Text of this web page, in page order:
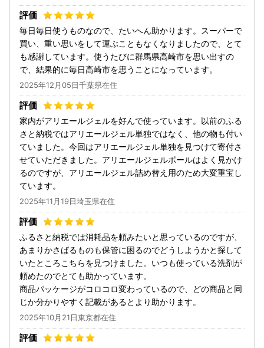
毎日毎日使うものなので、たいへん助かります。スーパーで
買い、重い思いをして運ぶこともなくなりましたので、とて
も感謝しています。使うたびに群馬県高崎市を思い出すの
で、結果的に毎日高崎市を思うことになっています。
2025年12月05日千葉県在住
家内がアリエールジェルを好んで使っています。以前のふる
さと納税ではアリエールジェル単独ではなく、他の物も付い
ていました。今回はアリエールジェル単独を見つけて寄付さ
せていただきました。アリエールジェルボールはよく見かけ
るのですが、アリエールジェル詰め替え用のため大変重宝し
ています。
2025年11月19日埼玉県在住
ふるさと納税では消耗品を頼みたいと思っているのですが、
あまりかさばるものも保管に困るのでどうしようかと探して
いたところこちらを見つけました。いつも使っている洗剤が
頼めたのでとても助かっています。
商品パッケージがコロコロ変わっているので、どの商品と同
じか分かりやすく記載があるとより助かります。
2025年10月21日東京都在住